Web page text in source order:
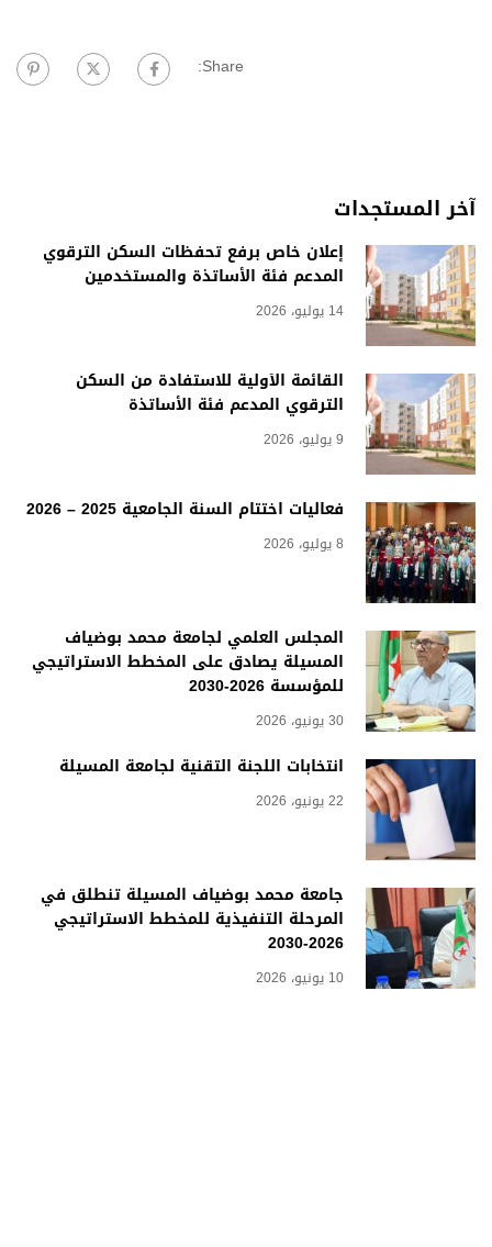
Share:
آخر المستجدات
إعلان خاص برفع تحفظات السكن الترقوي
المدعم فئة الأساتذة والمستخدمين
14 يوليو، 2026
القائمة الأولية للاستفادة من السكن
الترقوي المدعم فئة الأساتذة
9 يوليو، 2026
فعاليات اختتام السنة الجامعية 2025 – 2026
8 يوليو، 2026
المجلس العلمي لجامعة محمد بوضياف
المسيلة يصادق على المخطط الاستراتيجي
للمؤسسة 2026-2030
30 يونيو، 2026
انتخابات اللجنة التقنية لجامعة المسيلة
22 يونيو، 2026
جامعة محمد بوضياف المسيلة تنطلق في
المرحلة التنفيذية للمخطط الاستراتيجي
2026-2030
10 يونيو، 2026